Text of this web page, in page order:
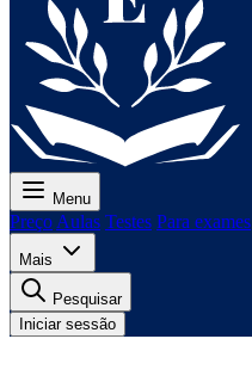
Menu
Preço Aulas Testes Para exames
Mais
Pesquisar
Iniciar sessão